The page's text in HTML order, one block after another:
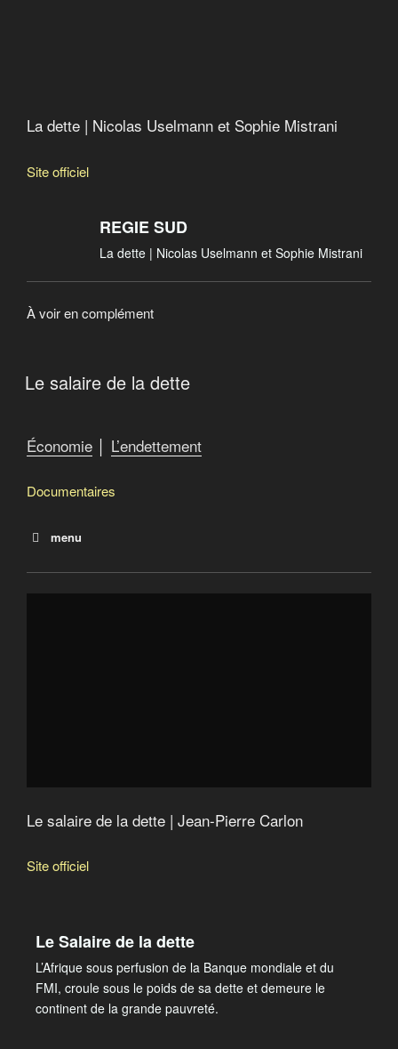
La dette | Nicolas Uselmann et Sophie Mistrani
Site officiel
REGIE SUD
La dette | Nicolas Uselmann et Sophie Mistrani
À voir en complément
Le salaire de la dette
Économie │ L’endettement
Documentaires
menu
Le salaire de la dette | Jean-Pierre Carlon
Site officiel
Le Salaire de la dette
L’Afrique sous perfusion de la Banque mondiale et du
FMI, croule sous le poids de sa dette et demeure le
continent de la grande pauvreté.